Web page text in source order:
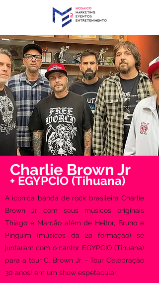
Charlie Brown Jr
+ EGYPCIO (Tihuana)
A iconica banda de rock brasileira Charlie
Brown Jr com seus músicos originais
Thiago e Marcão além de Heitor, Bruno e
Pinguim (músicos da 2a formação) se
juntaram com o cantor EGYPCIO (Tihuana)
para a tour C. Brown Jr. - Tour Celebração
30 anos! em um show espetacular.